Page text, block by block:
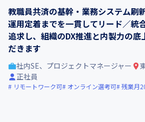
教職員共済の基幹・業務システム刷
運用定着までを一貫してリード／統
追求し、組織のDX推進と内製力の底
だきます
社内SE、プロジェクトマネージャー
正社員
リモートワーク可 オンライン選考可 残業月